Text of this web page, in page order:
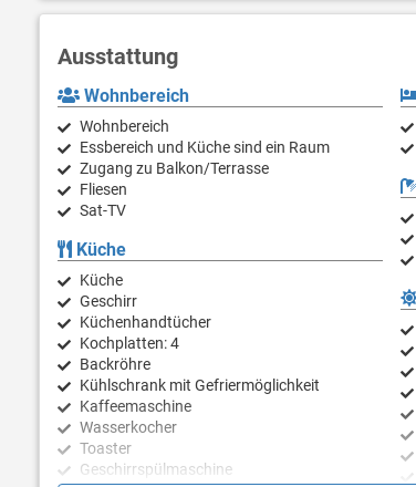
Ausstattung
Wohnbereich
Wohnbereich
Essbereich und Küche sind ein Raum
Zugang zu Balkon/Terrasse
Fliesen
Sat-TV
Küche
Küche
Geschirr
Küchenhandtücher
Kochplatten: 4
Backröhre
Kühlschrank mit Gefriermöglichkeit
Kaffeemaschine
Wasserkocher
Toaster
Geschirrspülmaschine